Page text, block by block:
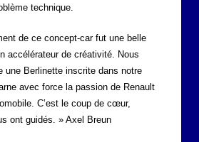
technique.
de ce concept-car fut une belle
accélérateur de créativité. Nous
une Berlinette inscrite dans notre
avec force la passion de Renault
C’est le coup de cœur,
ont guidés. » Axel Breun